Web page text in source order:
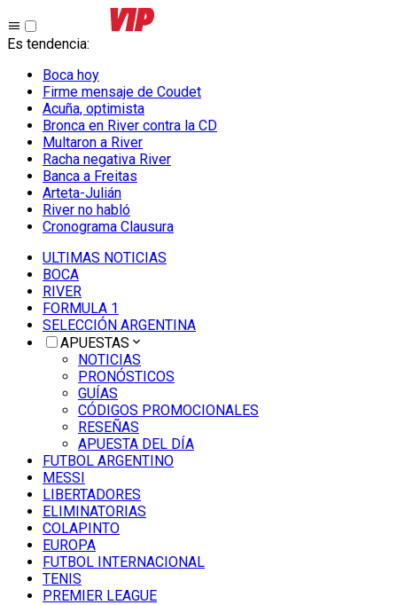
Es tendencia:
Boca hoy
Firme mensaje de Coudet
Acuña, optimista
Bronca en River contra la CD
Multaron a River
Racha negativa River
Banca a Freitas
Arteta-Julián
River no habló
Cronograma Clausura
ULTIMAS NOTICIAS
BOCA
RIVER
FORMULA 1
SELECCIÓN ARGENTINA
APUESTAS
NOTICIAS
PRONÓSTICOS
GUÍAS
CÓDIGOS PROMOCIONALES
RESEÑAS
APUESTA DEL DÍA
FUTBOL ARGENTINO
MESSI
LIBERTADORES
ELIMINATORIAS
COLAPINTO
EUROPA
FUTBOL INTERNACIONAL
TENIS
PREMIER LEAGUE